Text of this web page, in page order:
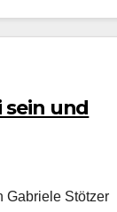
sein und
Gabriele Stötzer